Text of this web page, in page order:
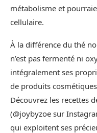
métabolisme et
cellulaire.
À la différence du thé
n’est pas fermenté ni
intégralement ses
de produits
Découvrez les recettes
(@joybyzoe sur
qui exploitent ses